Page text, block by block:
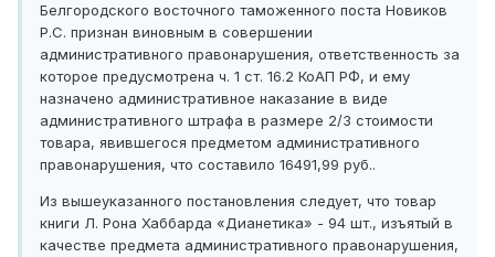
Белгородского восточного таможенного поста Новиков
Р.С. признан виновным в совершении
административного правонарушения, ответственность за
которое предусмотрена ч. 1 ст. 16.2 КоАП РФ, и ему
назначено административное наказание в виде
административного штрафа в размере 2/3 стоимости
товара, явившегося предметом административного
правонарушения, что составило 16491,99 руб..
Из вышеуказанного постановления следует, что товар
книги Л. Рона Хаббарда «Дианетика» - 94 шт., изъятый в
качестве предмета административного правонарушения,